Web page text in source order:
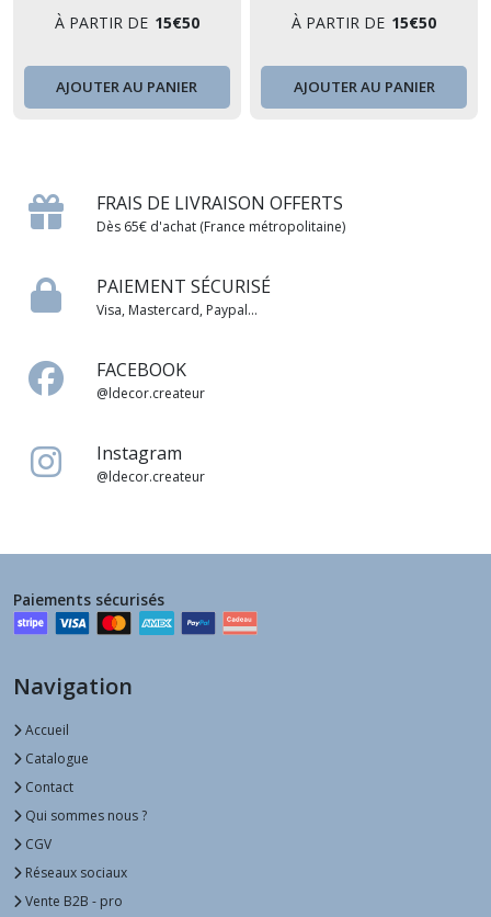
À PARTIR DE 15€50
AJOUTER AU PANIER
À PARTIR DE 15€50
AJOUTER AU PANIER
FRAIS DE LIVRAISON OFFERTS
Dès 65€ d'achat (France métropolitaine)
PAIEMENT SÉCURISÉ
Visa, Mastercard, Paypal...
FACEBOOK
@ldecor.createur
Instagram
@ldecor.createur
Paiements sécurisés
Navigation
Accueil
Catalogue
Contact
Qui sommes nous ?
CGV
Réseaux sociaux
Vente B2B - pro